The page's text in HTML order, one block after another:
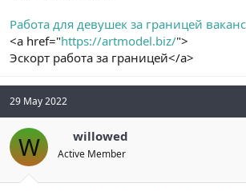
Работа для девушек за границей
<a href="https://artmodel.biz/">
Эскорт работа за границей</a>
29 May 2022
W willowed
Active Member